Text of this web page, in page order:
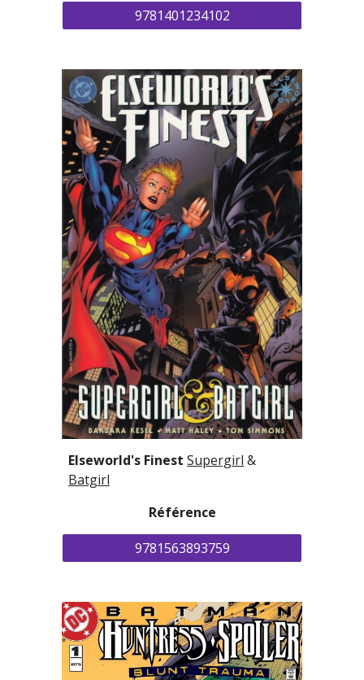
9781401234102
Elseworld's Finest Supergirl &
Batgirl
Référence
9781563893759